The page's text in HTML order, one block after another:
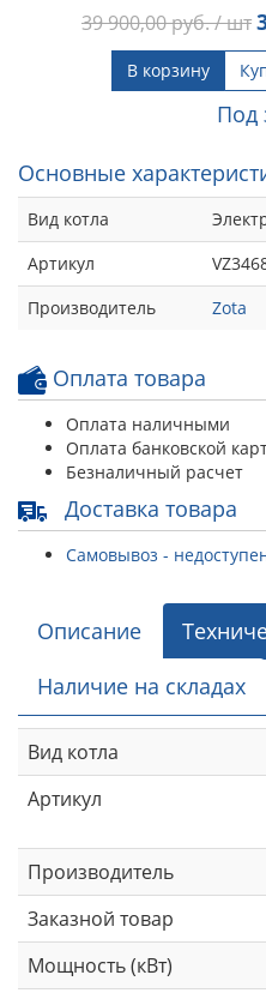
39 900,00руб. / шт
В корзину
Под
Основные
Вид котла
Артикул
Производитель
Zota
Оплата товара
Оплата наличными
Оплата банковской
Безналичный расчет
Доставка товара
Самовывоз -
Описание
Наличие на складах
Вид котла
Артикул
Производитель
Заказной товар
Мощность (кВт)